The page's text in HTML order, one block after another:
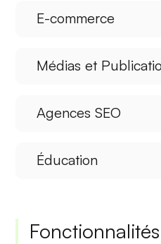
E-commerce
Médias et
Agences SEO
Éducation